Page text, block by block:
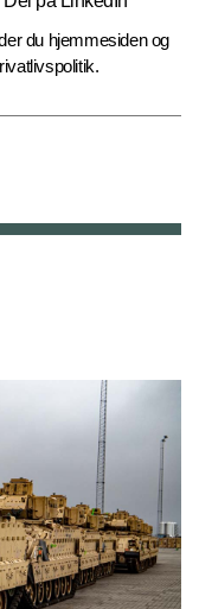
du hjemmesiden og